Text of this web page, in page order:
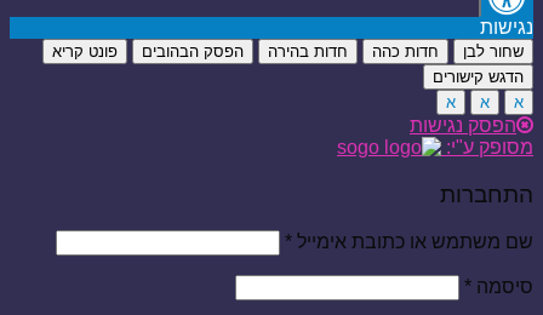
נגישות
שחור לבן חדות כהה חדות בהירה הפסק הבהובים
פונט קריא
הדגש קישורים
א
א א
הפסק נגישות
מסופק ע"י:
התחברות
שם משתמש או כתובת אימייל *
סיסמה *